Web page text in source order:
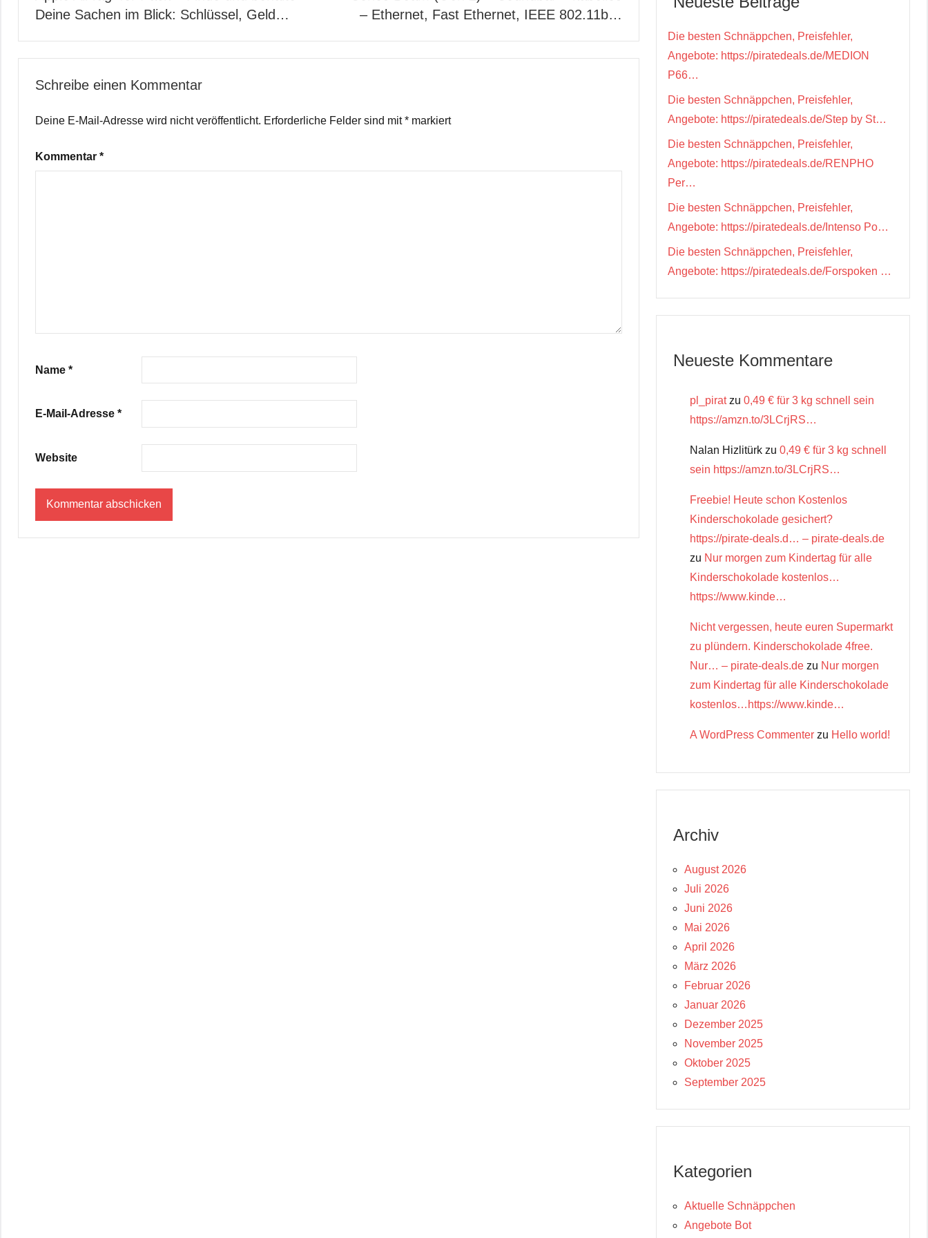
Deine Sachen im Blick: Schlüssel, Geld…
– Ethernet, Fast Ethernet, IEEE 802.11b…
Schreibe einen Kommentar
Deine E-Mail-Adresse wird nicht veröffentlicht. Erforderliche Felder sind mit* markiert
Kommentar *
Name *
E-Mail-Adresse *
Website
Die besten Schnäppchen, Preisfehler,
Angebote: https://piratedeals.de/MEDION
P66…
Die besten Schnäppchen, Preisfehler,
Angebote: https://piratedeals.de/Step by St…
Die besten Schnäppchen, Preisfehler,
Angebote: https://piratedeals.de/RENPHO
Per…
Die besten Schnäppchen, Preisfehler,
Angebote: https://piratedeals.de/Intenso Po…
Die besten Schnäppchen, Preisfehler,
Angebote: https://piratedeals.de/Forspoken …
Neueste Kommentare
pl_piratzu 0,49 € für 3 kg schnell sein
https://amzn.to/3LCrjRS…
Nalan Hizlitürk zu 0,49 € für 3 kg schnell
sein https://amzn.to/3LCrjRS…
Freebie! Heute schon Kostenlos
Kinderschokolade gesichert?
https://pirate-deals.d… – pirate-deals.de
zu Nur morgen zum Kindertag für alle
Kinderschokolade kostenlos…
https://www.kinde…
Nicht vergessen, heute euren Supermarkt
zu plündern. Kinderschokolade 4free.
Nur… – pirate-deals.de zu Nur morgen
zum Kindertag für alle Kinderschokolade
kostenlos…https://www.kinde…
A WordPress Commenter zu Hello world!
Archiv
August 2026
Juli 2026
Juni 2026
Mai 2026
April 2026
März 2026
Februar 2026
Januar 2026
Dezember 2025
November 2025
Oktober 2025
September 2025
Kategorien
Aktuelle Schnäppchen
Angebote Bot